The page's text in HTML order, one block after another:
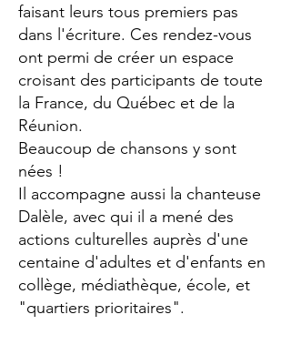
faisant leurs tous premiers pas
dans l'écriture. Ces rendez-vous
ont permi de créer un espace
croisant des participants de toute
la France, du Québec et de la
Réunion.
Beaucoup de chansons y sont
nées !
Il accompagne aussi la chanteuse
Dalèle, avec qui il a mené des
actions culturelles auprès d'une
centaine d'adultes et d'enfants en
collège, médiathèque, école, et
"quartiers prioritaires".